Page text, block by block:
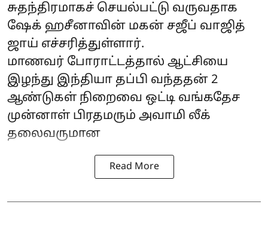
சுதந்திரமாகச் செயல்பட்டு வருவதாக
ஷேக் ஹசீனாவின் மகன் சஜீப் வாஜித்
ஜாய் எச்சரித்துள்ளார்.
மாணவர் போராட்டத்தால் ஆட்சியை
இழந்து இந்தியா தப்பி வந்ததன் 2
ஆண்டுகள் நிறைவை ஒட்டி வங்கதேச
முன்னாள் பிரதமரும் அவாமி லீக்
தலைவருமான
Read More